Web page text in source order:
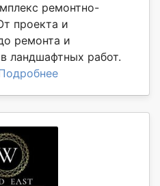
ремонтно-
проекта и
ремонта и
ландшафтных работ.